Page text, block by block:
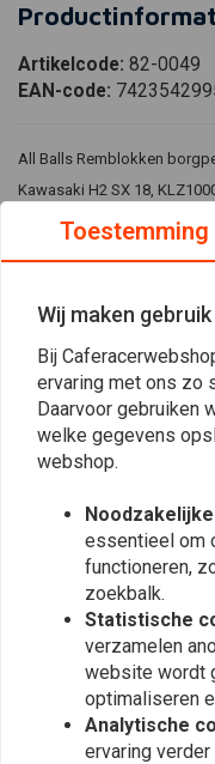
Artikelcode: 82-0049
EAN-code:
All Balls Remblokken
Kawasaki H2 SX 18,
Z1000 09-16, Z900RS 18-
BELANGRIJK: de
controleren, kunt u de
past bij uw motorfiets.
Lees meer
Reviews
Toestemming
Wij maken
Bij
ervaring met ons zo
Daarvoor gebruiken
welke gegevens
webshop.
essentieel om
functioneren,
zoekbalk.
Statistische
verzamelen
website wordt
optimaliseren
Analytische
ervaring